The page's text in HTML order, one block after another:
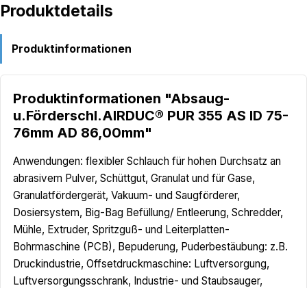
Produktdetails
Produktinformationen
Produktinformationen "Absaug-
u.Förderschl.AIRDUC® PUR 355 AS ID 75-
76mm AD 86,00mm"
Anwendungen: flexibler Schlauch für hohen Durchsatz an
abrasivem Pulver, Schüttgut, Granulat und für Gase,
Granulatfördergerät, Vakuum- und Saugförderer,
Dosiersystem, Big-Bag Befüllung/ Entleerung, Schredder,
Mühle, Extruder, Spritzguß- und Leiterplatten-
Bohrmaschine (PCB), Bepuderung, Puderbestäubung: z.B.
Druckindustrie, Offsetdruckmaschine: Luftversorgung,
Luftversorgungsschrank, Industrie- und Staubsauger,